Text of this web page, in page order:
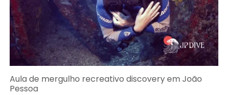
Aula de mergulho recreativo discovery em João
Pessoa